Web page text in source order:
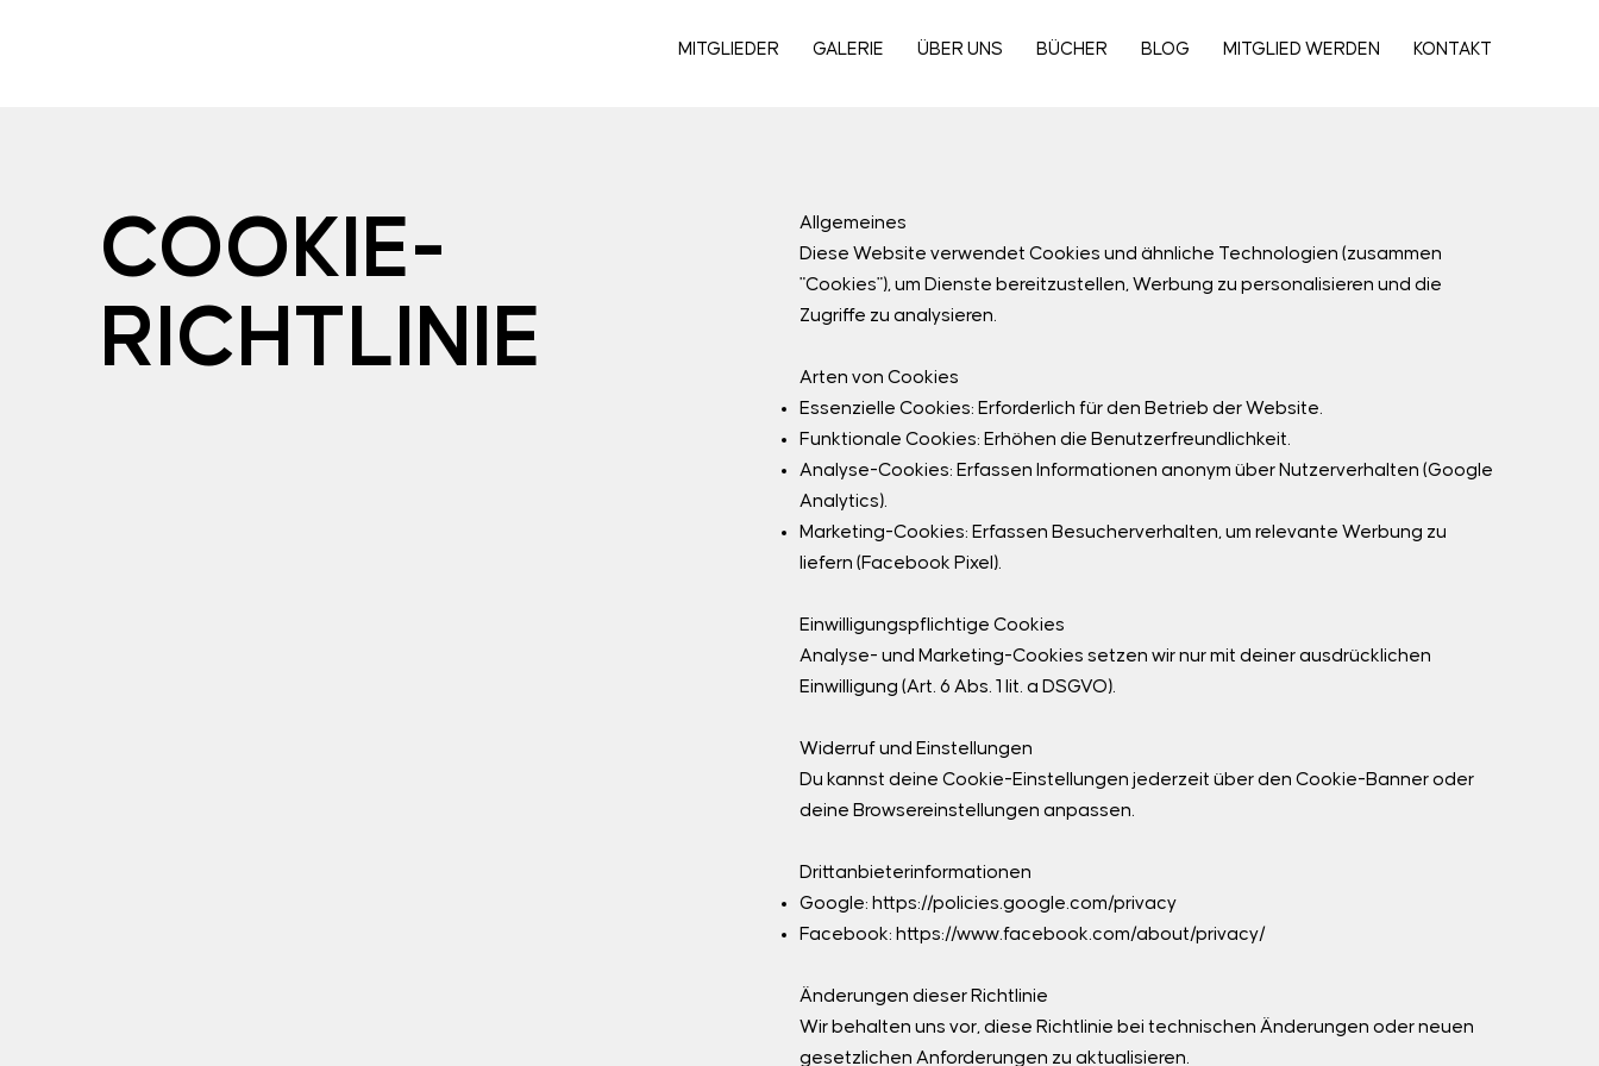
MITGLIEDER GALERIE ÜBER UNS BÜCHER BLOG MITGLIED WERDEN KONTAKT
COOKIE-
RICHTLINIE
Allgemeines
Diese Website verwendet Cookies und ähnliche Technologien (zusammen
"Cookies"), um Dienste bereitzustellen, Werbung zu personalisieren und die
Zugriffe zu analysieren.
Arten von Cookies
Essenzielle Cookies: Erforderlich für den Betrieb der Website.
Funktionale Cookies: Erhöhen die Benutzerfreundlichkeit.
Analyse-Cookies: Erfassen Informationen anonym über Nutzerverhalten (Google
Analytics).
Marketing-Cookies: Erfassen Besucherverhalten, um relevante Werbung zu
liefern (Facebook Pixel).
Einwilligungspflichtige Cookies
Analyse- und Marketing-Cookies setzen wir nur mit deiner ausdrücklichen
Einwilligung (Art. 6 Abs. 1 lit. a DSGVO).
Widerruf und Einstellungen
Du kannst deine Cookie-Einstellungen jederzeit über den Cookie-Banner oder
deine Browsereinstellungen anpassen.
Drittanbieterinformationen
Google: https://policies.google.com/privacy
Facebook: https://www.facebook.com/about/privacy/
Änderungen dieser Richtlinie
Wir behalten uns vor, diese Richtlinie bei technischen Änderungen oder neuen
gesetzlichen Anforderungen zu aktualisieren.